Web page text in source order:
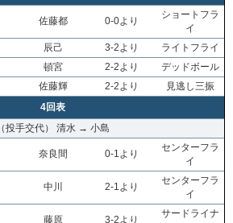
佐藤都 0-0より
ショートフラ
イ
辰己 3-2より
ライトフライ
頓宮 2-2より
デッドボール
佐藤輝 2-2より
見逃し三振
4回表
（投手交代） 清水 → 小島
奈良間 0-1より
センターフラ
イ
中川 2-1より
センターフラ
イ
藤原 3-2より
サードライナ